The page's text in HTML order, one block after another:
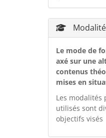
Le mode de
axé sur une
contenus
mises en
Les modalités
utilisés sont
objectifs visés